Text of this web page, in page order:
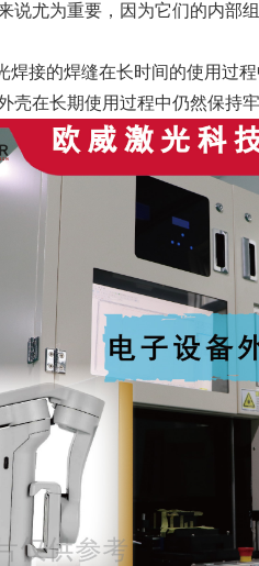
说尤为重要，因为它们的内部
焊接的焊缝在长时间的使用过
壳在长期使用过程中仍然保持牢